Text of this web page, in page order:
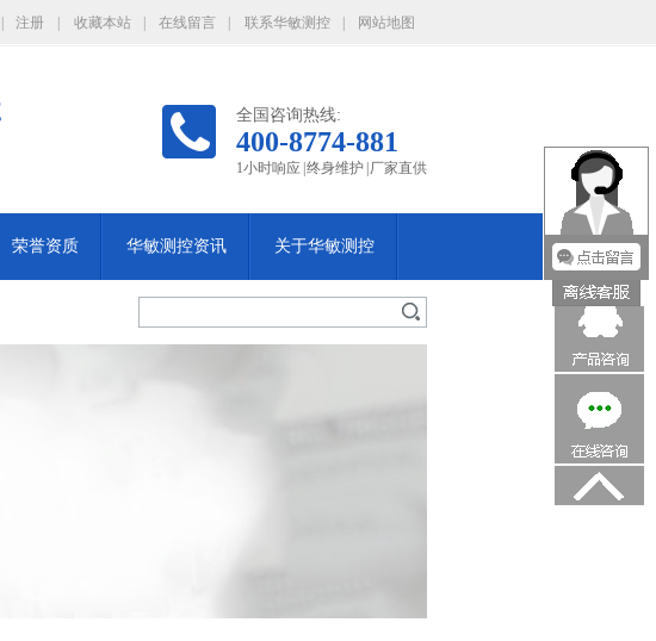
注册 收藏本站 在线留言 联系华敏测控 网站地图
全国咨询热线:
400-8774-881
1小时响应 | 终身维护 | 厂家直供
荣誉资质 华敏测控资讯 关于华敏测控